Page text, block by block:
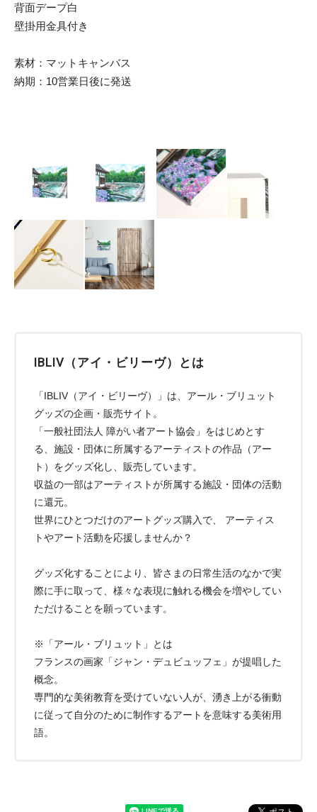
背面デープ白
壁掛用金具付き
素材：マットキャンバス
納期：10営業日後に発送
IBLIV（アイ・ビリーヴ）とは
「IBLIV（アイ・ビリーヴ）」は、アール・ブリュット
グッズの企画・販売サイト。
「一般社団法人 障がい者アート協会」をはじめとす
る、施設・団体に所属するアーティストの作品（アー
ト）をグッズ化し、販売しています。
収益の一部はアーティストが所属する施設・団体の活動
に還元。
世界にひとつだけのアートグッズ購入で、 アーティス
トやアート活動を応援しませんか？
グッズ化することにより、皆さまの日常生活のなかで実
際に手に取って、様々な表現に触れる機会を増やしてい
ただけることを願っています。
※「アール・ブリュット」とは
フランスの画家「ジャン・デュビュッフェ」が提唱した
概念。
専門的な美術教育を受けていない人が、湧き上がる衝動
に従って自分のために制作するアートを意味する美術用
語。